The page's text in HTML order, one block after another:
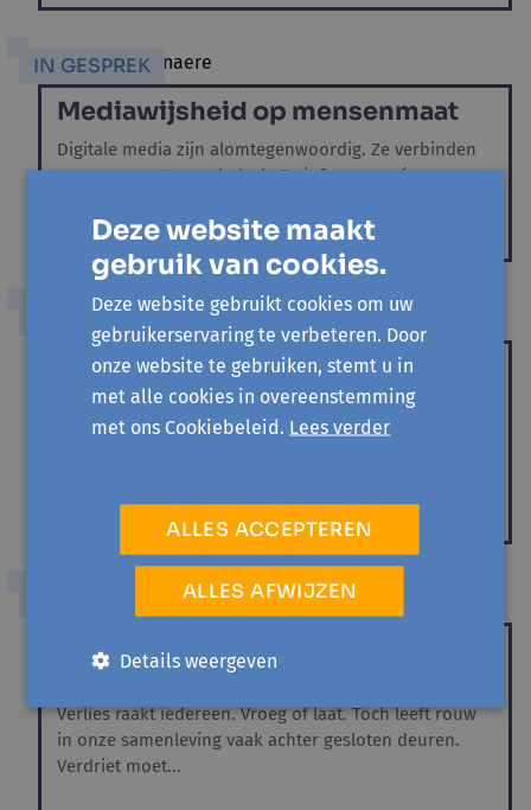
IN GESPREK
Mediawijsheid op mensenmaat
Digitale media zijn alomtegenwoordig. Ze verbinden
ons, maar zetten ook druk. Ze informeren én
IN GESPREK
Duurzame mobiliteit moet ook
sociaal rechtvaardig zijn
Mobiliteit is meer dan de auto of het openbaar
Wat als we verlies niet alleen
moeten dragen?
Verlies raakt iedereen. Vroeg of laat. Toch leeft rouw
in onze samenleving vaak achter gesloten deuren.
Verdriet moet...
Deze website maakt
gebruik van cookies.
Deze website gebruikt cookies om uw
gebruikerservaring te verbeteren. Door
onze website te gebruiken, stemt u in
met alle cookies in overeenstemming
met ons Cookiebeleid. Lees verder
ALLES ACCEPTEREN
ALLES AFWIJZEN
Details weergeven